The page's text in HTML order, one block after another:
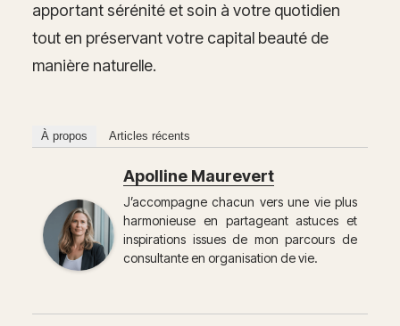
apportant sérénité et soin à votre quotidien
tout en préservant votre capital beauté de
manière naturelle.
À propos Articles récents
Apolline Maurevert
J’accompagne chacun vers une vie plus
harmonieuse en partageant astuces et
inspirations issues de mon parcours de
consultante en organisation de vie.